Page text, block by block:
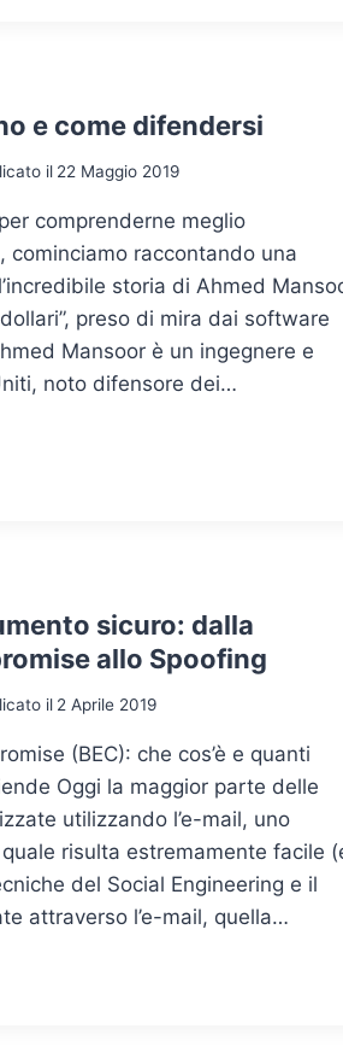
e come difendersi
il 22 Maggio 2019
comprenderne meglio
cominciamo raccontando una
storia di Ahmed
preso di mira dai software
Mansoor è un ingegnere e
noto difensore dei…
sicuro: dalla
allo Spoofing
il 2 Aprile 2019
(BEC): che cos’è e quanti
Oggi la maggior parte delle
utilizzando l’e-mail, uno
risulta estremamente facile
del Social Engineering e il
attraverso l’e-mail, quella…